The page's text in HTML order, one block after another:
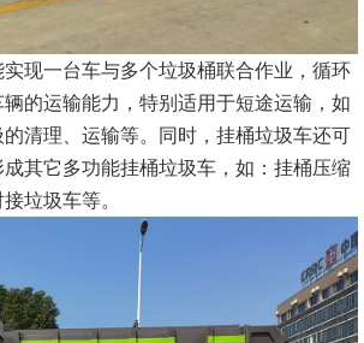
现一台车与多个垃圾桶联合作业，循环
的运输能力，特别适用于短途运输，如
清理、运输等。同时，挂桶垃圾车还可
成其它多功能挂桶垃圾车，如：挂桶压缩
接垃圾车等。